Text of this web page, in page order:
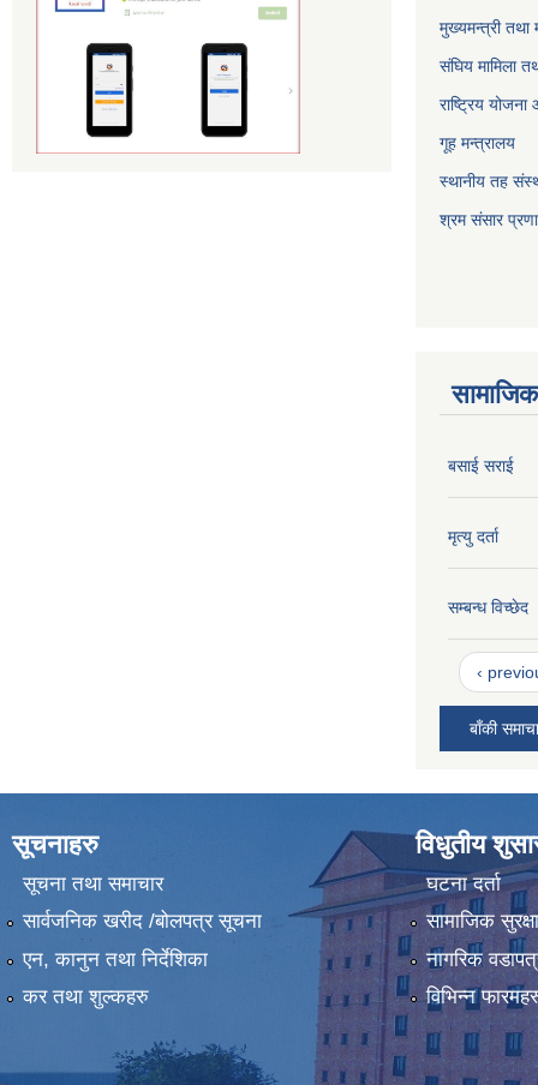
मुख्यमन्त्री तथा
संघिय मामिला
राष्ट्रिय योजना
गूह मन्त्रालय
स्थानीय तह
श्रम संसार
बसाई सराई
मृत्यु दर्ता
सम्बन्ध विच्छेद
‹
बाँकी
सूचनाहरु
सूचना तथा समाचार
सार्वजनिक खरीद /बोलपत्र सूचना
एन, कानुन तथा निर्देशिका
कर तथा शुल्कहरु
विधुतीय
घटना दर्ता
सामाजिक सुरक्षा
नागरिक
विभिन्न